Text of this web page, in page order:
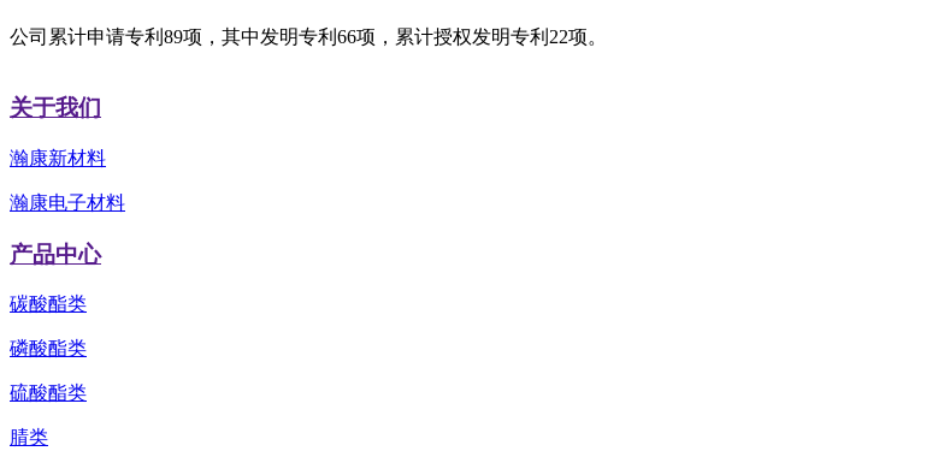
公司累计申请专利89项，其中发明专利66项，累计授权发明专利22项。
关于我们
瀚康新材料
瀚康电子材料
产品中心
碳酸酯类
磷酸酯类
硫酸酯类
腈类